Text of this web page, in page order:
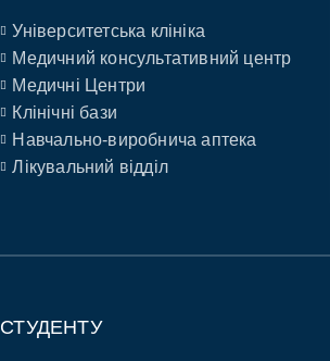
Університетська клініка
Медичний консультативний центр
Медичні Центри
Клінічні бази
Навчально-виробнича аптека
Лікувальний відділ
СТУДЕНТУ